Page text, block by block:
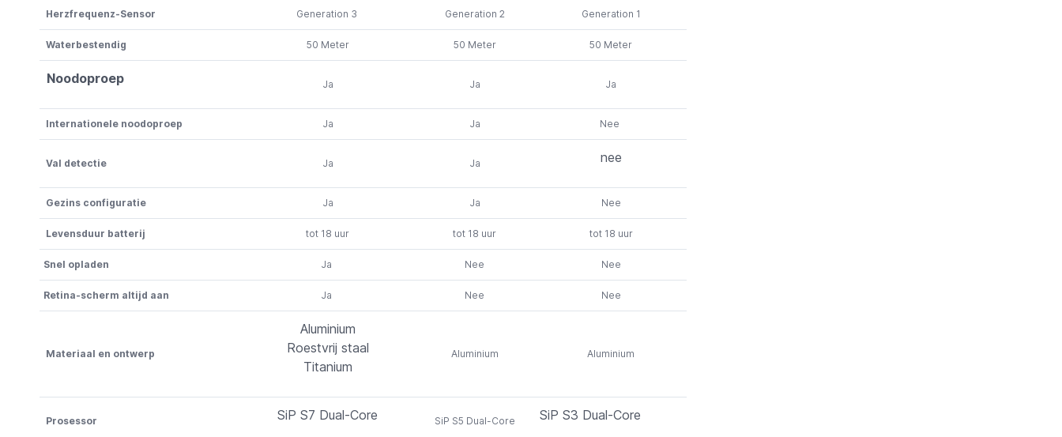
Herzfrequenz-Sensor Generation 3 Generation 2 Generation 1
Waterbestendig 50 Meter 50 Meter 50 Meter
Noodoproep Ja Ja Ja
Internationele noodoproep Ja Ja Nee
Val detectie Ja Ja nee
Gezins configuratie Ja Ja Nee
Levensduur batterij tot 18 uur tot 18 uur tot 18 uur
Snel opladen Ja Nee Nee
Retina-scherm altijd aan Ja Nee Nee
Materiaal en ontwerp
Aluminium
Roestvrij staal
Titanium
Aluminium Aluminium
Prosessor SiP S7 Dual-Core SiP S5 Dual-Core SiP S3 Dual-Core